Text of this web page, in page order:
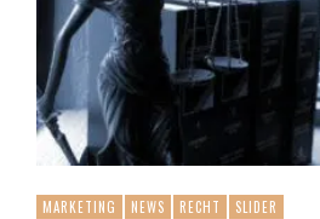
MARKETING NEWS RECHT SLIDER